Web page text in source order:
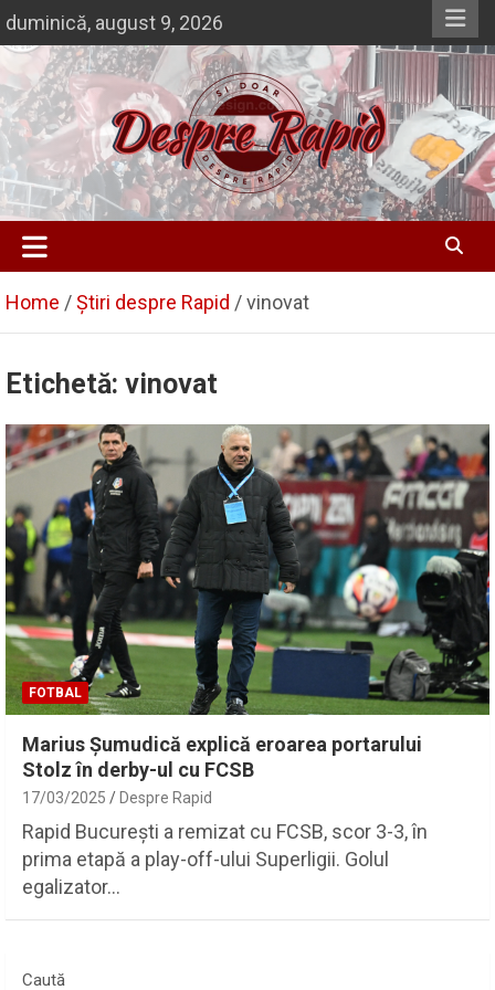
Skip
to
content
duminică, august 9, 2026
Despre Rapid
Si doar … despre Rapid
Home Știri despre Rapid vinovat
Etichetă: vinovat
FOTBAL
Marius Șumudică explică eroarea portarului
Stolz în derby-ul cu FCSB
17/03/2025 Despre Rapid
Rapid București a remizat cu FCSB, scor 3-3, în
prima etapă a play-off-ului Superligii. Golul
egalizator…
Caută